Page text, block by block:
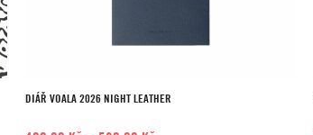
DIÁŘ VOALA 2026 NIGHT LEATHER